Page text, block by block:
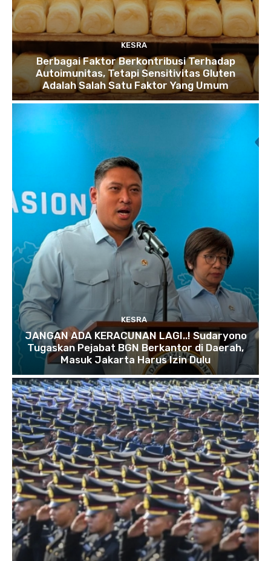
KESRA
Berbagai Faktor Berkontribusi Terhadap
Autoimunitas, Tetapi Sensitivitas Gluten
Adalah Salah Satu Faktor Yang Umum
KESRA
JANGAN ADA KERACUNAN LAGI..! Sudaryono
Tugaskan Pejabat BGN Berkantor di Daerah,
Masuk Jakarta Harus Izin Dulu